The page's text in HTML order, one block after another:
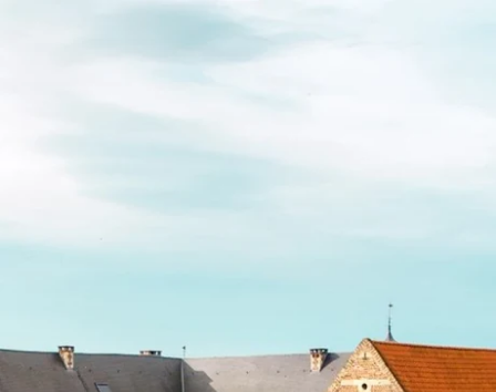
Wählen Sie Ihr Hotel :
Martin's Louvain-la-NeuveLouvain-la-Neuve, 3*
Martin's All Suites
Louvain-la-Neuve, 4*